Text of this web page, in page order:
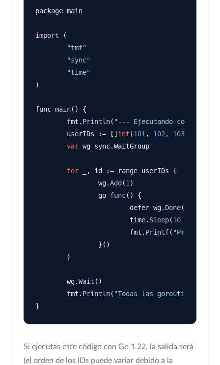
package main
import (
"fmt"
"sync"
"time"
)
func main() {
	fmt.
Println( "--- Ejecutando con Go
	userIDs := []
int{101 , 102 , 103
var wg sync.WaitGroup
for _, id := range userIDs {
		wg.
Add (1 )
		go
func() {
			defer wg.
Done()
			time.
Sleep(10
			fmt.
Printf(
	wg.
Wait ()
	fmt.
Println( "Todas las goroutines han
Si ejecutas este código con Go 1.22, la salida será
(el orden de los IDs puede variar debido a la